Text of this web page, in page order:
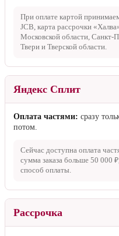
Оплата при
Оплата наличными курьеру
Картой при получении
Оплата банковской картой
JCB, карта рассрочки
Московской области, Санкт-
Твери и Тверской области.
Яндекс Сплит